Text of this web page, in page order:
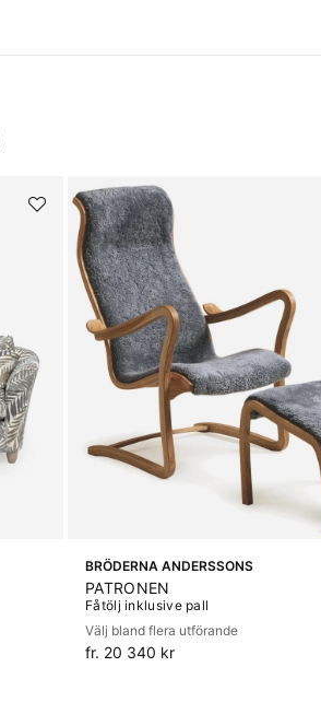
BRÖDERNA ANDERSSONS
PATRONEN
Fåtölj inklusive pall
Välj bland flera utförande
fr. 20 340 kr